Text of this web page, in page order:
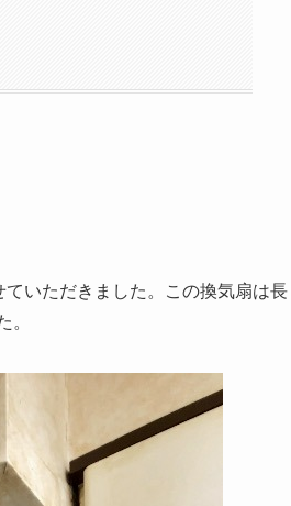
いただきました。この換気扇は長
。